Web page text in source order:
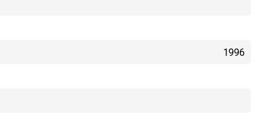
1996